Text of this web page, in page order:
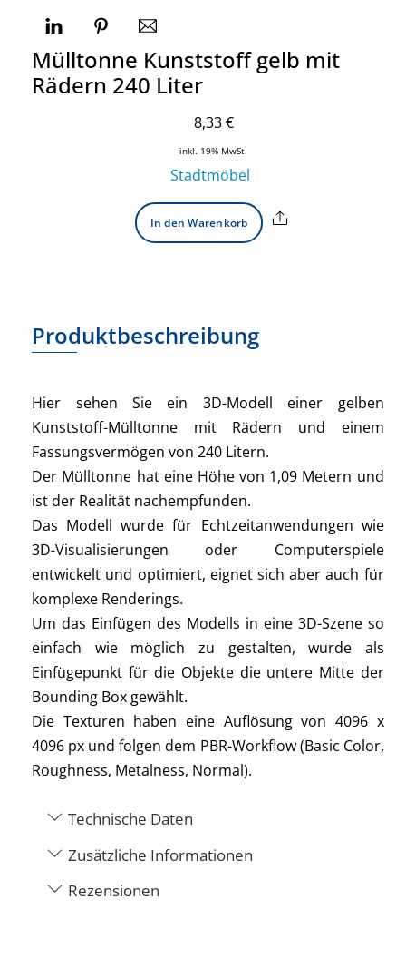
Mülltonne Kunststoff gelb mit
Rädern 240 Liter
8,33€
inkl. 19% MwSt.
Stadtmöbel
In den Warenkorb Share
Produktbeschreibung
Hier sehen Sie ein 3D-Modell einer gelben
Kunststoff-Mülltonne mit Rädern und einem
Fassungsvermögen von 240 Litern.
Der Mülltonne hat eine Höhe von 1,09 Metern und
ist der Realität nachempfunden.
Das Modell wurde für Echtzeitanwendungen wie
3D-Visualisierungen oder Computerspiele
entwickelt und optimiert, eignet sich aber auch für
komplexe Renderings.
Um das Einfügen des Modells in eine 3D-Szene so
einfach wie möglich zu gestalten, wurde als
Einfügepunkt für die Objekte die untere Mitte der
Bounding Box gewählt.
Die Texturen haben eine Auflösung von 4096 x
4096 px und folgen dem PBR-Workflow (Basic Color,
Roughness, Metalness, Normal).
Technische Daten
Zusätzliche Informationen
Rezensionen